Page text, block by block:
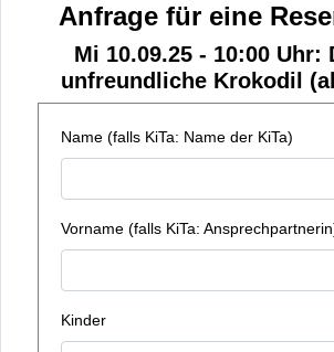
Anfrage für eine
Mi 10.09.25 - 10:00 Uhr:
unfreundliche Krokodil
Name (falls KiTa: Name der KiTa)
Vorname (falls KiTa:
Kinder